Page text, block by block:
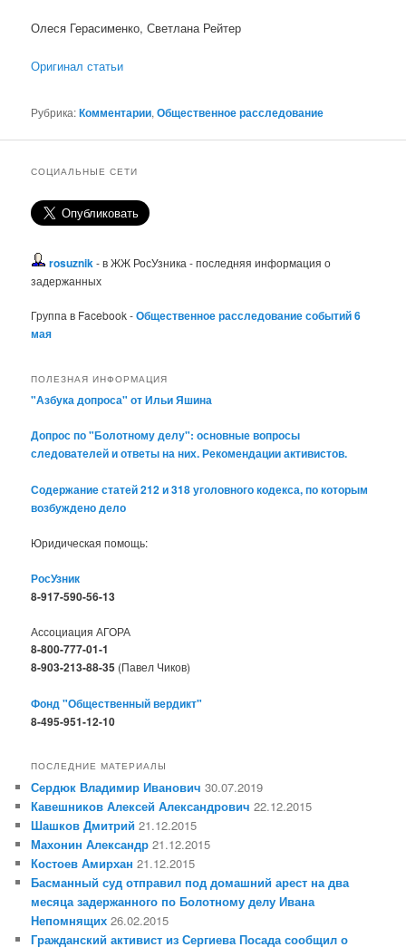
Олеся Герасименко, Светлана Рейтер
Оригинал статьи
Рубрика:Комментарии,Общественное расследование
СОЦИАЛЬНЫЕ СЕТИ
rosuznik- в ЖЖ РосУзника - последняя информация о
задержанных
Группа в Facebook -Общественное расследование событий 6
мая
ПОЛЕЗНАЯ ИНФОРМАЦИЯ
"Азбука допроса" от Ильи Яшина
Допрос по "Болотному делу": основные вопросы
следователей и ответы на них. Рекомендации активистов.
Содержание статей 212 и 318 уголовного кодекса, по которым
возбуждено дело
Юридическая помощь:
РосУзник
8-917-590-56-13
Ассоциация АГОРА
8-800-777-01-1
8-903-213-88-35 (Павел Чиков)
Фонд "Общественный вердикт"
8-495-951-12-10
ПОСЛЕДНИЕ МАТЕРИАЛЫ
Сердюк Владимир Иванович 30.07.2019
Кавешников Алексей Александрович 22.12.2015
Шашков Дмитрий 21.12.2015
Махонин Александр 21.12.2015
Костоев Амирхан 21.12.2015
Басманный суд отправил под домашний арест на два
месяца задержанного по Болотному делу Ивана
Непомнящих 26.02.2015
Гражданский активист из Сергиева Посада сообщил о